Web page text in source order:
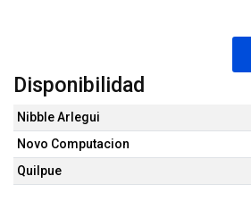
Disponibilidad
Nibble Arlegui
Novo Computacion
Quilpue